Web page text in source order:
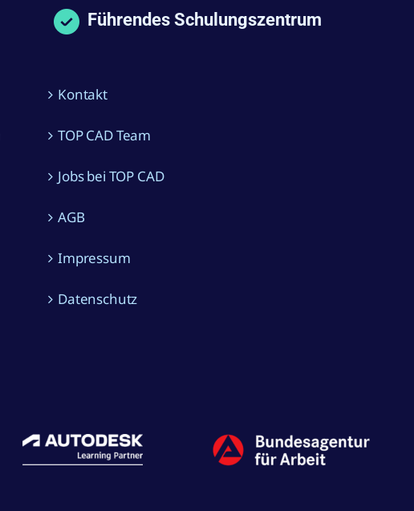
Führendes Schulungszentrum
Kontakt
TOP CAD Team
Jobs bei TOP CAD
AGB
Impressum
Datenschutz